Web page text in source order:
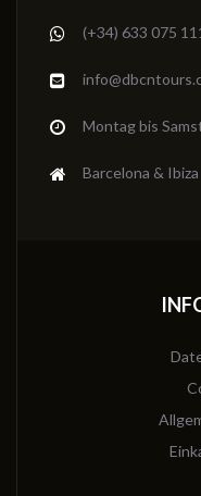
(+34) 633 075
Montag bis
Barcelona & Ibiza